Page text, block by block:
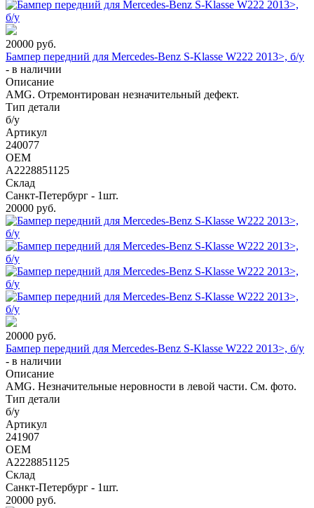
20000 руб.
Бампер передний для Mercedes-Benz S-Klasse W222 2013>, б/у
- в наличии
Описание
AMG. Отремонтирован незначительный дефект.
Тип детали
б/у
Артикул
240077
OEM
A2228851125
Склад
Санкт-Петербург - 1шт.
20000 руб.
20000 руб.
Бампер передний для Mercedes-Benz S-Klasse W222 2013>, б/у
- в наличии
Описание
AMG. Незначительные неровности в левой части. См. фото.
Тип детали
б/у
Артикул
241907
OEM
A2228851125
Склад
Санкт-Петербург - 1шт.
20000 руб.